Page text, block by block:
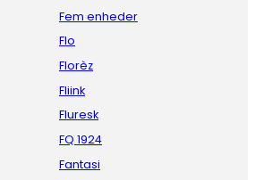
Fem enheder
Flo
Florèz
Fliink
Fluresk
FQ 1924
Fantasi